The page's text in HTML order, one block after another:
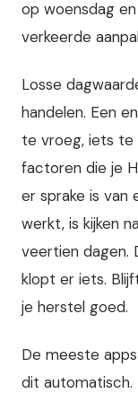
op woensdag
verkeerde
Losse
handelen. Een
te vroeg, iets te
factoren die je
er sprake is van
werkt, is kijken
veertien dagen.
klopt er iets.
je herstel goed.
De meeste
dit automatisch.